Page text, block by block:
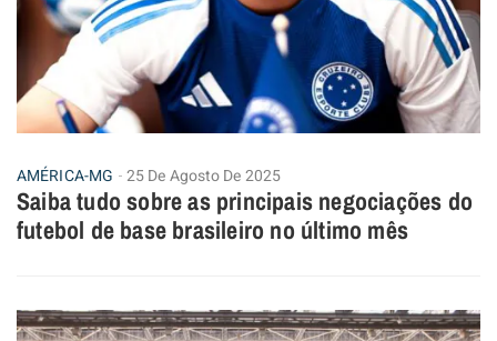
AMÉRICA-MG 25 De Agosto De 2025
Saiba tudo sobre as principais negociações do
futebol de base brasileiro no último mês